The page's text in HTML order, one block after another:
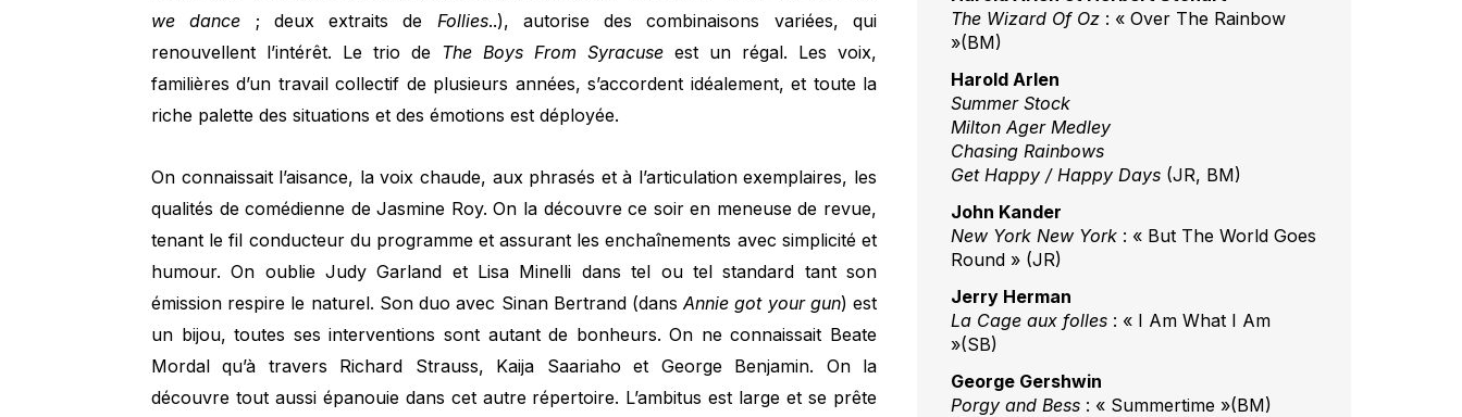
we dance ; deux extraits de Follies..), autorise des combinaisons variées, qui
renouvellent l’intérêt. Le trio de The Boys From Syracuse est un régal. Les voix,
familières d’un travail collectif de plusieurs années, s’accordent idéalement, et toute la
riche palette des situations et des émotions est déployée.
On connaissait l’aisance, la voix chaude, aux phrasés et à l’articulation exemplaires, les
qualités de comédienne de Jasmine Roy. On la découvre ce soir en meneuse de revue,
tenant le fil conducteur du programme et assurant les enchaînements avec simplicité et
humour. On oublie Judy Garland et Lisa Minelli dans tel ou tel standard tant son
émission respire le naturel. Son duo avec Sinan Bertrand (dansAnnie got your gun) est
un bijou, toutes ses interventions sont autant de bonheurs. On ne connaissait Beate
Mordal qu’à travers Richard Strauss, Kaija Saariaho et George Benjamin. On la
découvre tout aussi épanouie dans cet autre répertoire. L’ambitus est large et se prête
The Wizard Of Oz: « Over The Rainbow
»(BM)
Harold Arlen
Summer Stock
Milton Ager Medley
Chasing Rainbows
Get Happy / Happy Days(JR, BM)
John Kander
New York New York: « But The World Goes
Round » (JR)
Jerry Herman
La Cage aux folles: « I Am What I Am
»(SB)
George Gershwin
Porgy and Bess: « Summertime »(BM)